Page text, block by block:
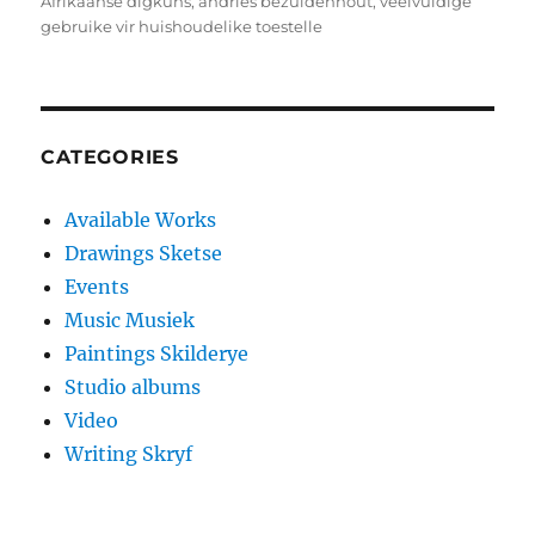
gebruike vir huishoudelike toestelle
CATEGORIES
Available Works
Drawings Sketse
Events
Music Musiek
Paintings Skilderye
Studio albums
Video
Writing Skryf